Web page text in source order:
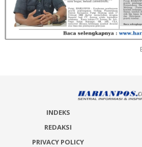
INDEKS
REDAKSI
PRIVACY POLICY